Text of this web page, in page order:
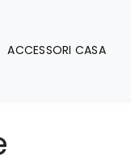
ACCESSORI CASA